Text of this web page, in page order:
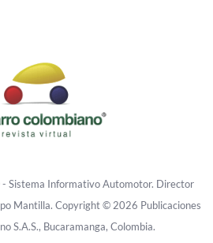
- Sistema Informativo Automotor. Director
Mantilla. Copyright © 2026 Publicaciones
S.A.S., Bucaramanga, Colombia.